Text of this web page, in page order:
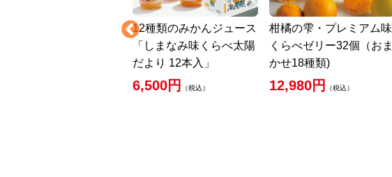
12種類のみかんジュース
「しまなみ味くらべ太陽
だより 12本入」
6,500円 （税込）
柑橘の雫・プレミアム味
くらべゼリー32個（おま
かせ18種類)
12,980円 （税込）